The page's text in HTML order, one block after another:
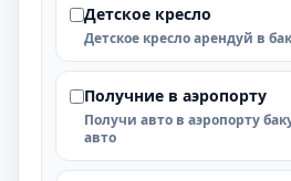
Детское кресло
Детское кресло арендуй в
Получние в аэропорту
Получи авто в аэропорту
авто